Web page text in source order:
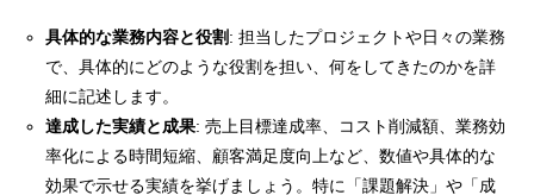
具体的な業務内容と役割: 担当したプロジェクトや日々の業務
で、具体的にどのような役割を担い、何をしてきたのかを詳
細に記述します。
達成した実績と成果: 売上目標達成率、コスト削減額、業務効
率化による時間短縮、顧客満足度向上など、数値や具体的な
効果で示せる実績を挙げましょう。特に「課題解決」や「成